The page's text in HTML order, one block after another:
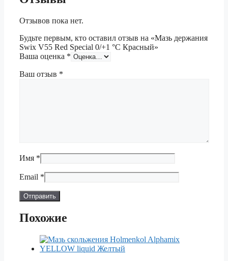
Отзывов пока нет.
Будьте первым, кто оставил отзыв на «Мазь держания
Swix V55 Red Special 0/+1 °C Красный»
Ваша оценка *
Ваш отзыв *
Имя *
Email *
Похожие